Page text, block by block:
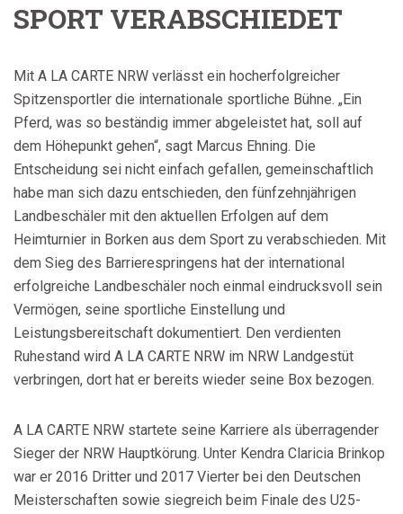
SPORT VERABSCHIEDET
Mit A LA CARTE NRW verlässt ein hocherfolgreicher
Spitzensportler die internationale sportliche Bühne. „Ein
Pferd, was so beständig immer abgeleistet hat, soll auf
dem Höhepunkt gehen“, sagt Marcus Ehning. Die
Entscheidung sei nicht einfach gefallen, gemeinschaftlich
habe man sich dazu entschieden, den fünfzehnjährigen
Landbeschäler mit den aktuellen Erfolgen auf dem
Heimturnier in Borken aus dem Sport zu verabschieden. Mit
dem Sieg des Barrierespringens hat der international
erfolgreiche Landbeschäler noch einmal eindrucksvoll sein
Vermögen, seine sportliche Einstellung und
Leistungsbereitschaft dokumentiert. Den verdienten
Ruhestand wird A LA CARTE NRW im NRW Landgestüt
verbringen, dort hat er bereits wieder seine Box bezogen.
A LA CARTE NRW startete seine Karriere als überragender
Sieger der NRW Hauptkörung. Unter Kendra Claricia Brinkop
war er 2016 Dritter und 2017 Vierter bei den Deutschen
Meisterschaften sowie siegreich beim Finale des U25-